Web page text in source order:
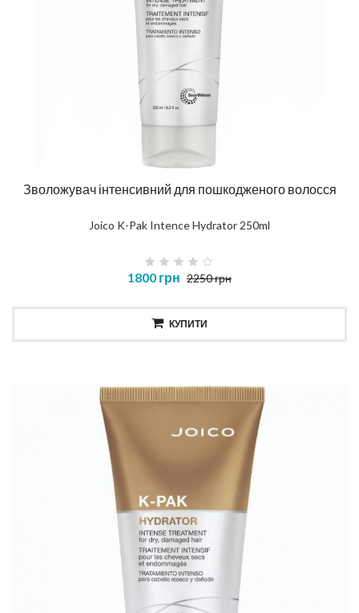
Зволожувач інтенсивний для пошкодженого волосся
Joico K-Pak Intence Hydrator 250ml
1800 грн 2250 грн
КУПИТИ